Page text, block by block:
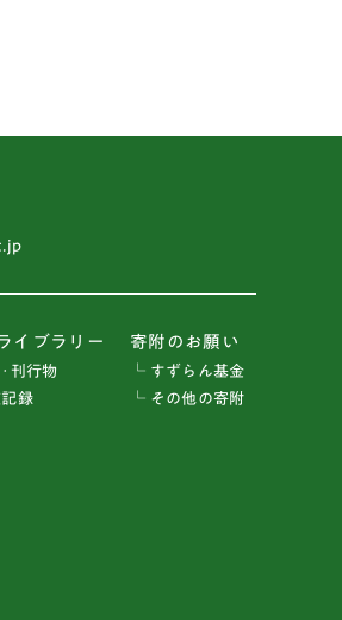
イブラリー
刊行物
録
寄附のお願い
└ すずらん基金
└ その他の寄附